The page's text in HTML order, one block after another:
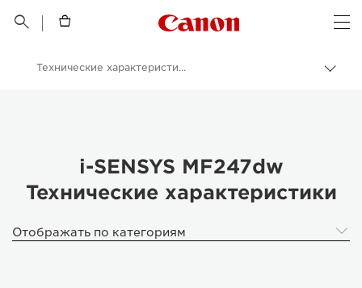
 
Canon Logo, back
Технические характеристики
i-SENSYS MF247dw
Технические характеристики
Отображать по категориям